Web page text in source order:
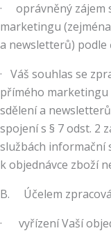
· oprávněný zájem
marketingu
a newsletterů) podle
· Váš souhlas se
přímého marketingu
sdělení a
spojení s § 7 odst. 2
službách informační
k objednávce zboží
B. Účelem
· vyřízení Vaší